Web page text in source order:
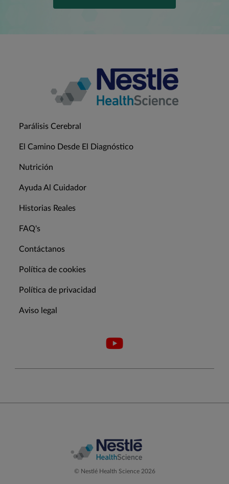
Parálisis Cerebral
El Camino Desde El Diagnóstico
Nutrición
Ayuda Al Cuidador
Historias Reales
FAQ's
Contáctanos
Política de cookies
Política de privacidad
Aviso legal
© Nestlé Health Science 2026